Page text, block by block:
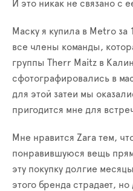
И это никак не связано с
Маску я купила в Metro
все члены команды,
группы Therr Maitz в
сфотографировались в
для этой затеи мы
пригодится мне для
Мне нравится Zara тем,
понравившуюся вещь
эту покупку долгие
этого бренда страдает,